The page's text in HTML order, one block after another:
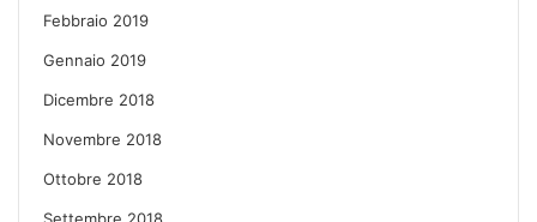
Febbraio 2019
Gennaio 2019
Dicembre 2018
Novembre 2018
Ottobre 2018